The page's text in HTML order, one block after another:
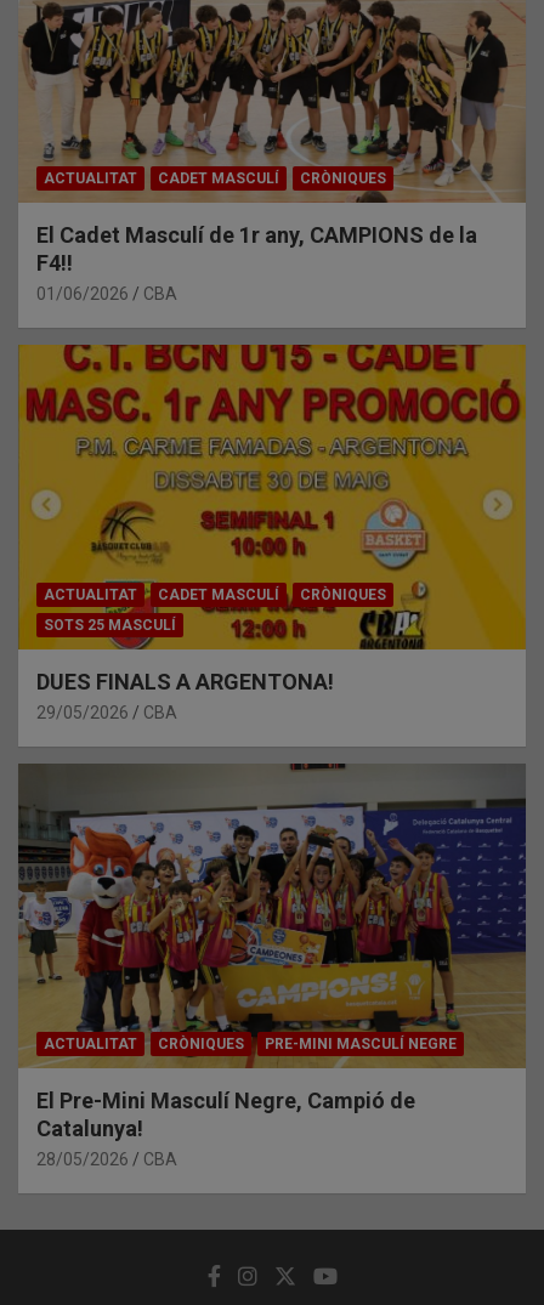
ACTUALITAT CADET MASCULÍ CRÒNIQUES
El Cadet Masculí de 1r any, CAMPIONS de la
F4!!
01/06/2026 CBA
ACTUALITAT CADET MASCULÍ
CRÒNIQUES
SOTS 25 MASCULÍ
DUES FINALS A ARGENTONA!
29/05/2026 CBA
ACTUALITAT CRÒNIQUES PRE-MINI MASCULÍ NEGRE
El Pre-Mini Masculí Negre, Campió de
Catalunya!
28/05/2026 CBA